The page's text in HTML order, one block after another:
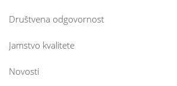
Društvena odgovornost
Jamstvo kvalitete
Novosti